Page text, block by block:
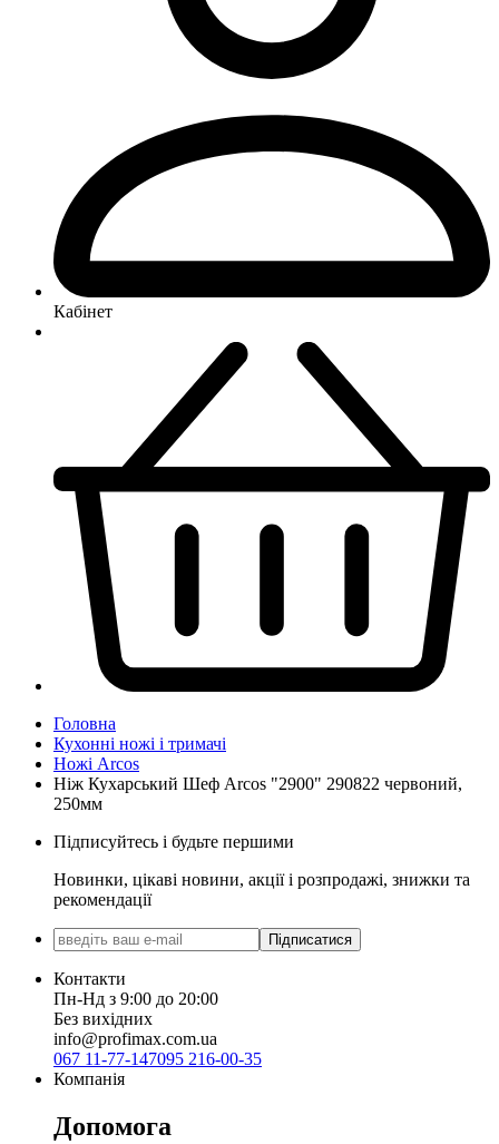
Кабінет
Головна
Кухонні ножі і тримачі
Ножі Arcos
Ніж Кухарський Шеф Arcos "2900" 290822 червоний,
250мм
Підписуйтесь і будьте першими
Новинки, цікаві новини, акції і розпродажі, знижки та
рекомендації
Підписатися
Контакти
Пн-Нд з 9:00 до 20:00
Без вихідних
info@profimax.com.ua
067 11-77-147095 216-00-35
Компанія
Допомога